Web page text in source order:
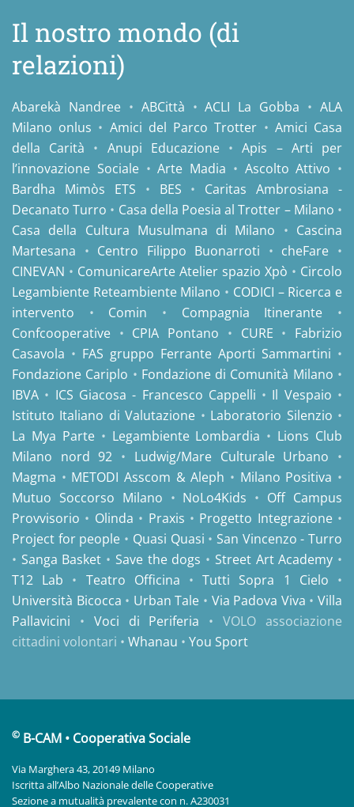
Il nostro mondo (di
relazioni)
Abarekà Nandree• ABCittà •ACLI La Gobba •ALA
Milano onlus • Amici del Parco Trotter • Amici Casa
della Carità • Anupi Educazione•Apis – Arti per
l’innovazione Sociale•Arte Madia • Ascolto Attivo •
Bardha Mimòs ETS • BES • Caritas Ambrosiana -
Decanato Turro • Casa della Poesia al Trotter – Milano •
Casa della Cultura Musulmana di Milano • Cascina
Martesana • Centro Filippo Buonarroti • cheFare •
CINEVAN • ComunicareArte Atelier spazio Xpò • Circolo
Legambiente Reteambiente Milano • CODICI – Ricerca e
intervento • Comin • Compagnia Itinerante •
Confcooperative • CPIA Pontano • CURE • Fabrizio
Casavola • FAS gruppo Ferrante Aporti Sammartini •
Fondazione Cariplo • Fondazione di Comunità Milano •
IBVA • ICS Giacosa - Francesco Cappelli • Il Vespaio •
Istituto Italiano di Valutazione • Laboratorio Silenzio •
La Mya Parte• Legambiente Lombardia • Lions Club
Milano nord 92 • Ludwig/Mare Culturale Urbano •
Magma • METODI Asscom & Aleph • Milano Positiva •
Mutuo Soccorso Milano • NoLo4Kids • Off Campus
Provvisorio • Olinda • Praxis • Progetto Integrazione•
Project for people • Quasi Quasi • San Vincenzo - Turro
• Sanga Basket • Save the dogs • Street Art Academy •
T12 Lab • Teatro Officina •Tutti Sopra 1 Cielo •
Università Bicocca • Urban Tale • Via Padova Viva •Villa
Pallavicini • Voci di Periferia • VOLO associazione
cittadini volontari • Whanau • You Sport
© B-CAM • Cooperativa Sociale
Via Marghera 43, 20149 Milano
Iscritta all’Albo Nazionale delle Cooperative
Sezione a mutualità prevalente con n. A230031